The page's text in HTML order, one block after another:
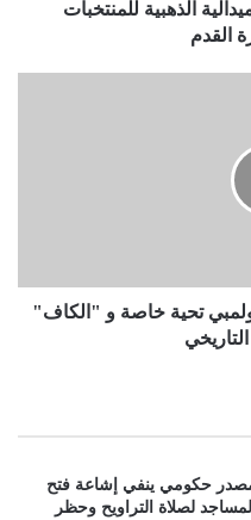
الذهبية للمنتخبات
القدم
تحية خاصة و "الكاف"
حكومي ينفي إشاعة فتح
المساجد لصلاة التراويح وحظر